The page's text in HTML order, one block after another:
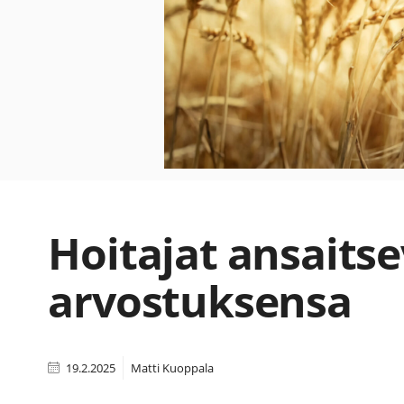
Hoitajat
arvostuksensa
19.2.2025 Matti Kuoppala